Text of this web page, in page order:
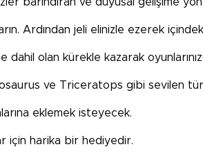
Ardından jeli elinizle ezerek
olan kürekle kazarak
ve Triceratops gibi sevilen
eklemek isteyecek.
için harika bir hediyedir.